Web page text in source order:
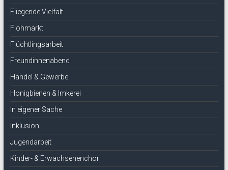
Fliegende Vielfalt
Flohmarkt
Flüchtlingsarbeit
Freundinnenabend
Handel & Gewerbe
Honigbienen & Imkerei
In eigener Sache
Inklusion
Jugendarbeit
Kinder- & Erwachsenenchor